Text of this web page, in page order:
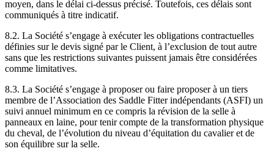
moyen, dans le délai ci-dessus précisé. Toutefois, ces délais sont
communiqués à titre indicatif.
8.2. La Société s’engage à exécuter les obligations contractuelles
définies sur le devis signé par le Client, à l’exclusion de tout autre
sans que les restrictions suivantes puissent jamais être considérées
comme limitatives.
8.3. La Société s’engage à proposer ou faire proposer à un tiers
membre de l’Association des Saddle Fitter indépendants (ASFI) un
suivi annuel minimum en ce compris la révision de la selle à
panneaux en laine, pour tenir compte de la transformation physique
du cheval, de l’évolution du niveau d’équitation du cavalier et de
son équilibre sur la selle.